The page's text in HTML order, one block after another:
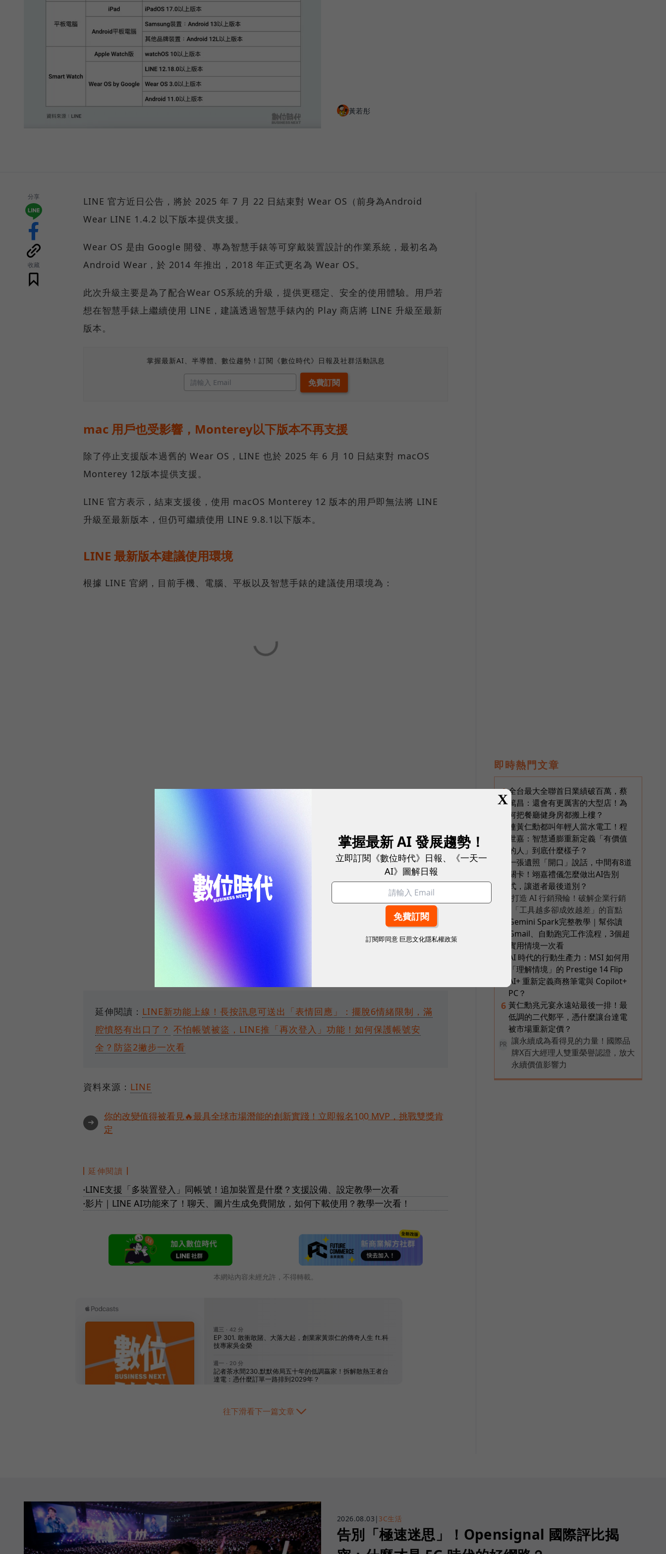
黃若彤
分享
收藏
LINE 官方近日公告，將於 2025 年 7 月 22 日結束對 Wear OS（前身為Android
Wear LINE 1.4.2 以下版本提供支援。
Wear OS 是由 Google 開發、專為智慧手錶等可穿戴裝置設計的作業系統，最初名為
Android Wear，於 2014 年推出，2018 年正式更名為 Wear OS。
此次升級主要是為了配合Wear OS系統的升級，提供更穩定、安全的使用體驗。用戶若
想在智慧手錶上繼續使用 LINE，建議透過智慧手錶內的 Play 商店將 LINE 升級至最新
版本。
掌握最新AI、半導體、數位趨勢！訂閱《數位時代》日報及社群活動訊息
mac 用戶也受影響，Monterey以下版本不再支援
除了停止支援版本過舊的 Wear OS，LINE 也於 2025 年 6 月 10 日結束對 macOS
Monterey 12版本提供支援。
LINE 官方表示，結束支援後，使用 macOS Monterey 12 版本的用戶即無法將 LINE
升級至最新版本，但仍可繼續使用 LINE 9.8.1以下版本。
LINE 最新版本建議使用環境
根據 LINE 官網，目前手機、電腦、平板以及智慧手錶的建議使用環境為：
延伸閱讀： LINE新功能上線！長按訊息可送出「表情回應」：擺脫6情緒限制，滿
腔憤怒有出口了？ 不怕帳號被盜，LINE推「再次登入」功能！如何保護帳號安
全？防盜2撇步一次看
資料來源： LINE
➜
你的改變值得被看見🔥最具全球市場潛能的創新實踐！立即報名100 MVP，挑戰雙獎肯
定
延伸閱讀
● LINE支援「多裝置登入」同帳號！追加裝置是什麼？支援設備、設定教學一次看
● 影片｜LINE AI功能來了！聊天、圖片生成免費開放，如何下載使用？教學一次看！
本網站內容未經允許，不得轉載。
往下滑看下一篇文章
即時熱門文章
1 全台最大全聯首日業績破百萬，蔡
篤昌：還會有更厲害的大型店！為
何把餐廳健身房都搬上樓？
連黃仁勳都叫年輕人當水電工！程
世嘉：智慧通膨重新定義「有價值
的人」到底什麼樣子？
一張遺照「開口」說話，中間有8道
關卡！翊嘉禮儀怎麼做出AI告別
式，讓逝者最後道別？
打造 AI 行銷飛輪！破解企業行銷
「工具越多卻成效越差」的盲點
Gemini Spark完整教學｜幫你讀
Gmail、自動跑完工作流程，3個超
實用情境一次看
AI 時代的行動生產力：MSI 如何用
「理解情境」的 Prestige 14 Flip
AI+ 重新定義商務筆電與 Copilot+
PC？
6 黃仁勳兆元宴永遠站最後一排！最
低調的二代鄭平，憑什麼讓台達電
被市場重新定價？
PR
讓永續成為看得見的力量！國際品
牌X百大經理人雙重榮譽認證，放大
永續價值影響力
2026.08.03 | 3C生活
告別「極速迷思」！Opensignal 國際評比揭
X
掌握最新 AI 發展趨勢！
立即訂閱《數位時代》日報、《一天一
AI》圖解日報
訂閱即同意 巨思文化隱私權政策